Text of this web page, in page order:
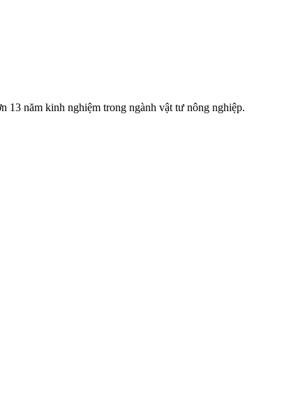
năm kinh nghiệm trong ngành vật tư nông nghiệp.